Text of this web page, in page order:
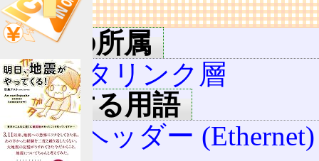
リンク
用語の所属
データリンク層
関連する用語
LLCヘッダー (Ethernet)